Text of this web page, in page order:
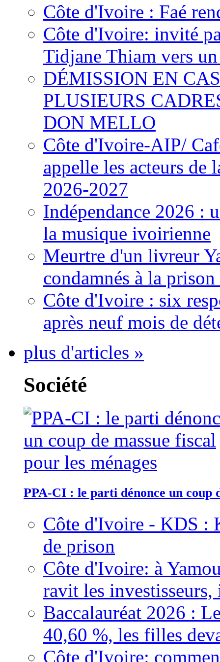
Côte d'Ivoire : Faé
Côte d'Ivoire: invité
Tidjane Thiam vers
DÉMISSION EN
PLUSIEURS
DON MELLO
Côte d'Ivoire-AIP/
appelle les acteurs de
2026-2027
Indépendance 2026 :
la musique ivoirienne
Meurtre d'un livreur
condamnés à la
Côte d'Ivoire : six
après neuf mois de
plus d'articles »
Société
PPA-CI : le parti dénonce un coup
Côte d'Ivoire - KDS :
de prison
Côte d'Ivoire: à
ravit les
Baccalauréat 2026 :
40,60 %, les filles
Côte d'Ivoire: